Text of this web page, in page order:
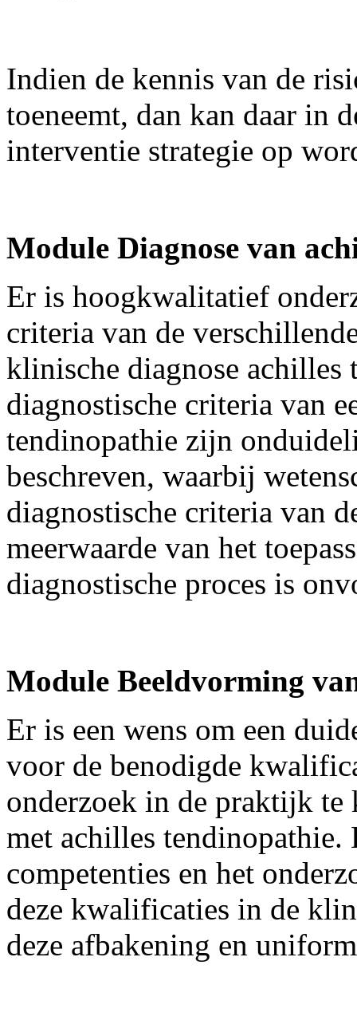
Indien de kennis van de
toeneemt, dan kan daar in
interventie strategie op
Module Diagnose van
Er is hoogkwalitatief
criteria van de
klinische diagnose achilles
diagnostische criteria van
tendinopathie zijn
beschreven, waarbij
diagnostische criteria van
meerwaarde van het
diagnostische proces is
Module Beeldvorming
Er is een wens om een
voor de benodigde
onderzoek in de praktijk te
met achilles tendinopathie.
competenties en het
deze kwalificaties in de
deze afbakening en